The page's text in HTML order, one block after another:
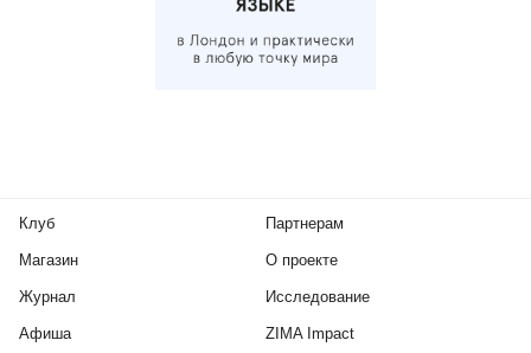
Клуб
Магазин
Журнал
Афиша
Партнерам
О проекте
Исследование
ZIMA Impact